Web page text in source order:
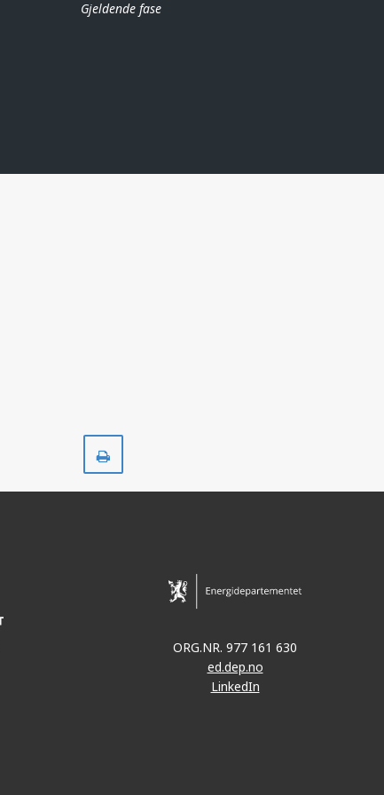
Gjeldende fase
ORG.NR. 977 161 630
ed.dep.no
LinkedIn